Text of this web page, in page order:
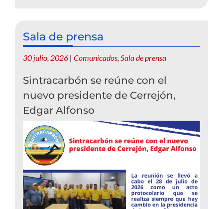
Sala de prensa
30 julio, 2026 | Comunicados, Sala de prensa
Sintracarbón se reúne con el
nuevo presidente de Cerrejón,
Edgar Alfonso